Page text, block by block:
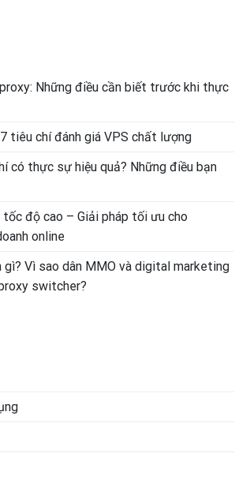
Những điều cần biết trước khi thực
tiêu chí đánh giá VPS chất lượng
có thực sự hiệu quả? Những điều bạn
tốc độ cao – Giải pháp tối ưu cho
online
Vì sao dân MMO và digital marketing
switcher?